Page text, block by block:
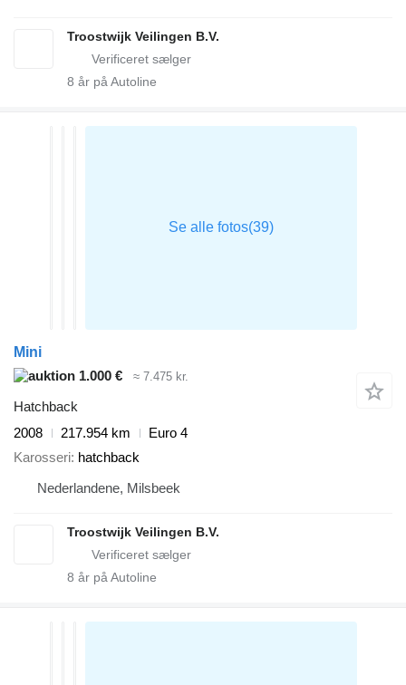
Troostwijk Veilingen B.V.
8 år på Autoline
Mini
1.000 €
≈ 7.475 kr.
Hatchback
2008
217.954 km
Euro 4
Karosseri hatchback
Nederlandene, Milsbeek
Troostwijk Veilingen B.V.
8 år på Autoline